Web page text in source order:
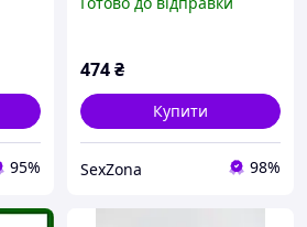
95%
studs, BS3300098
474₴
Купити
SexZona 98%